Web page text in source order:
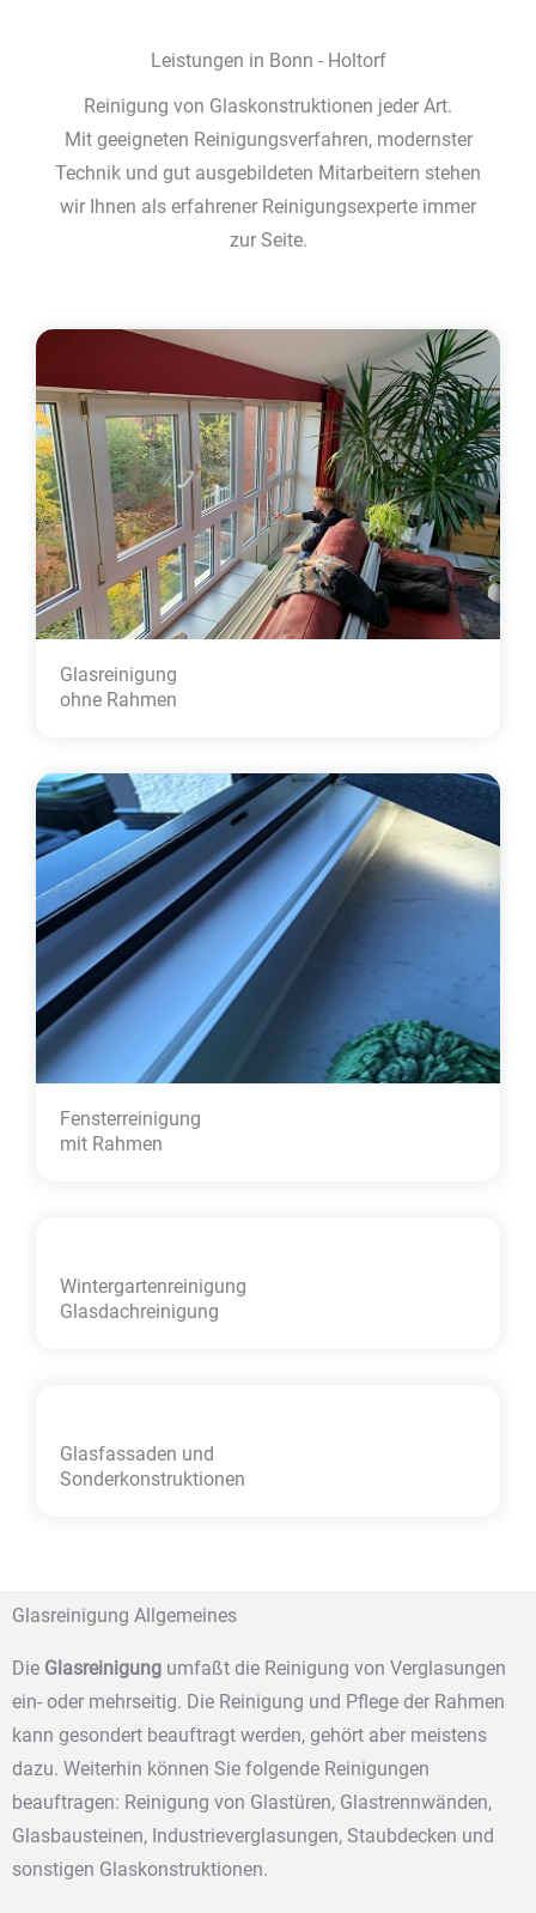
Leistungen in Bonn - Holtorf
Reinigung von Glaskonstruktionen jeder Art.
Mit geeigneten Reinigungsverfahren, modernster
Technik und gut ausgebildeten Mitarbeitern stehen
wir Ihnen als erfahrener Reinigungsexperte immer
zur Seite.
Glasreinigung
ohne Rahmen
Fensterreinigung
mit Rahmen
Wintergarten­reinigung
Glasdachreinigung
Glasfassaden und
Sonder­konstruktionen
Glasreinigung Allgemeines
Die Glasreinigung umfaßt die Reinigung von Verglasungen
ein- oder mehrseitig. Die Reinigung und Pflege der Rahmen
kann gesondert beauftragt werden, gehört aber meistens
dazu. Weiterhin können Sie folgende Reinigungen
beauftragen: Reinigung von Glastüren, Glastrennwänden,
Glasbausteinen, Industrieverglasungen, Staubdecken und
sonstigen Glaskonstruktionen.